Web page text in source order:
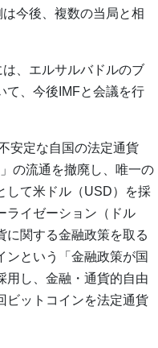
今後、複数の当局と相
、エルサルバドルのブ
て、今後IMFと会議を行
安定な自国の法定通貨
の流通を撤廃し、唯一の
して米ドル（USD）を採
ライゼーション（ドル
に関する金融政策を取る
ンという「金融政策が国
用し、金融・通貨的自由
ビットコインを法定通貨